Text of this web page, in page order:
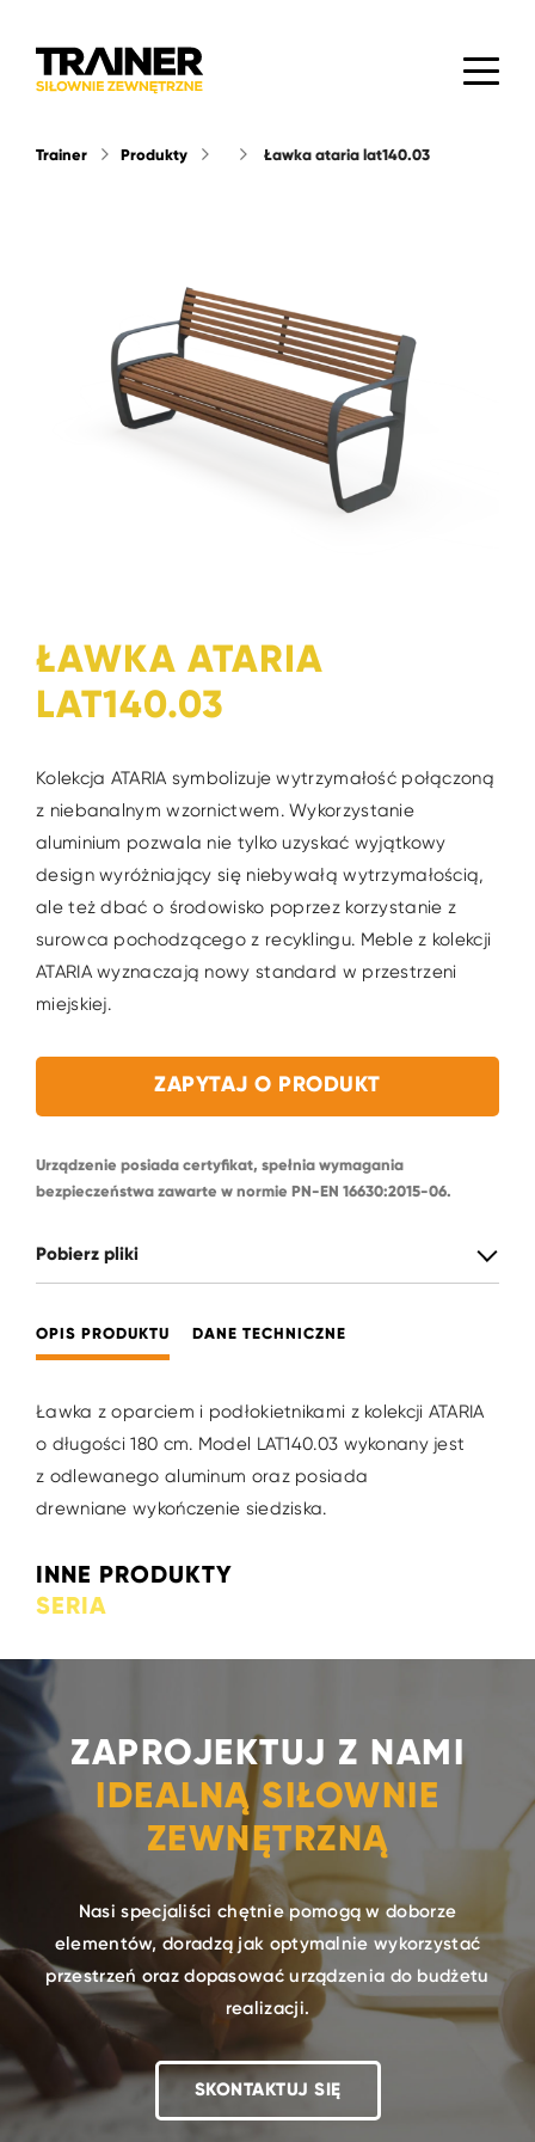
Trainer Produkty ławka ataria lat140.03
ŁAWKA ATARIA
LAT140.03
Kolekcja ATARIA symbolizuje wytrzymałość połączoną
z niebanalnym wzornictwem. Wykorzystanie
aluminium pozwala nie tylko uzyskać wyjątkowy
design wyróżniający się niebywałą wytrzymałością,
ale też dbać o środowisko poprzez korzystanie z
surowca pochodzącego z recyklingu. Meble z kolekcji
ATARIA wyznaczają nowy standard w przestrzeni
miejskiej.
ZAPYTAJ O PRODUKT
Urządzenie posiada certyfikat, spełnia wymagania
bezpieczeństwa zawarte w normie PN-EN 16630:2015-06.
Pobierz pliki
OPIS PRODUKTU DANE TECHNICZNE
Ławka z oparciem i podłokietnikami z kolekcji ATARIA
o długości 180 cm. Model LAT140.03 wykonany jest
z odlewanego aluminum oraz posiada
drewniane wykończenie siedziska.
INNE PRODUKTY
SERIA
ZAPROJEKTUJ Z NAMI
IDEALNĄ SIŁOWNIE
ZEWNĘTRZNĄ
Nasi specjaliści chętnie pomogą w doborze
elementów, doradzą jak optymalnie wykorzystać
przestrzeń oraz dopasować urządzenia do budżetu
realizacji.
SKONTAKTUJ SIĘ